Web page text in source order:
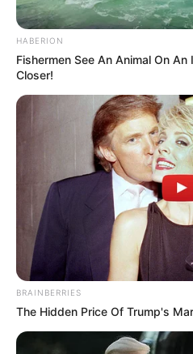
479
Like this post? Please share to
HABERION
Fishermen See An Animal On
Closer!
BRAINBERRIES
The Hidden Price Of Trump's